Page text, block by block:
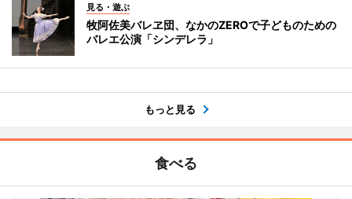
見る・遊ぶ
牧阿佐美バレヱ団、なかのZEROで子どものための
バレエ公演「シンデレラ」
もっと見る
食べる